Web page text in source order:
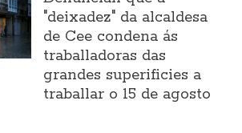
"deixadez" da alcaldesa
de Cee condena ás
traballadoras das
grandes superificies a
traballar o 15 de agosto